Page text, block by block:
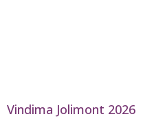
Vindima Jolimont 2026